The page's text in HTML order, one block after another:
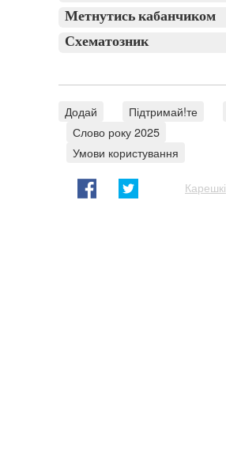
Метнутись кабанчиком
Схематозник
Додай Підтримай!те
Слово року 2025
Умови користування
Карешкі